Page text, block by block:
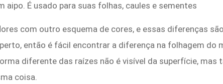
aipo. É usado para suas folhas, caules e sementes
com outro esquema de cores, e essas diferenças
então é fácil encontrar a diferença na folhagem do
diferente das raízes não é visível da superfície,
coisa.